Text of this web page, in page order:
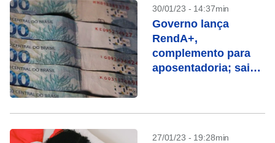
30/01/23 - 14:37min
Governo lança
RendA+,
complemento para
aposentadoria; saiba
27/01/23 - 19:28min